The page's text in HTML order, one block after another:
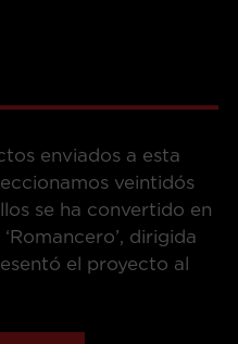
enviados a esta
veintidós
se ha convertido en
dirigida
el proyecto al